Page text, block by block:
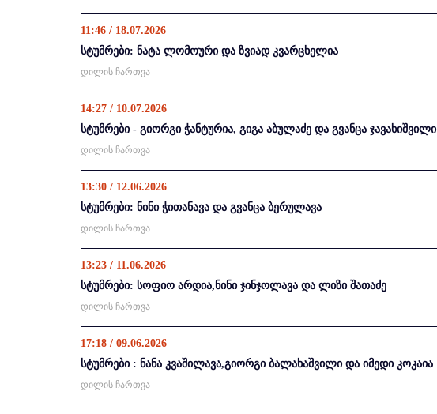
11:46 / 18.07.2026
სტუმრები: ნატა ლომოური და ზვიად კვარცხელია
დილის ჩართვა
14:27 / 10.07.2026
სტუმრები - გიორგი ჭანტურია, გიგა აბულაძე და გვანცა ჯავახიშვილი
დილის ჩართვა
13:30 / 12.06.2026
სტუმრები: ნინი ჭითანავა და გვანცა ბერულავა
დილის ჩართვა
13:23 / 11.06.2026
სტუმრები: სოფიო არდია,ნინი ჯინჯოლავა და ლიზი შათაძე
დილის ჩართვა
17:18 / 09.06.2026
სტუმრები : ნანა კვაშილავა,გიორგი ბალახაშვილი და იმედი კოკაია
დილის ჩართვა